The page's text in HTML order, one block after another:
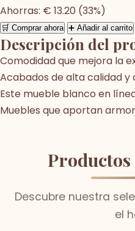
Ahorras: € 13.20 (33%)
🛒 Comprar ahora ➕ Añadir al carrito
Descripción del
Comodidad que mejora la
Acabados de alta calidad y
Este mueble blanco en
Muebles que aportan
Productos
Descubre nuestra
el